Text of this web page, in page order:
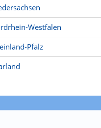
Westfalen
Pfalz